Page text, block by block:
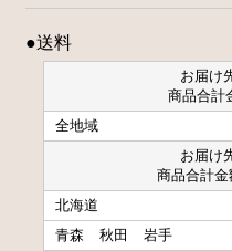
●送料
お届け
商品合計
全地域
お届け
商品合計
北海道
青森
秋田 岩手